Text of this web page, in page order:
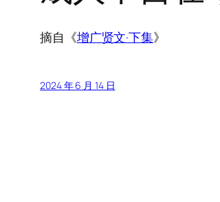
摘自《增广贤文·下集》
2024 年 6 月 14 日